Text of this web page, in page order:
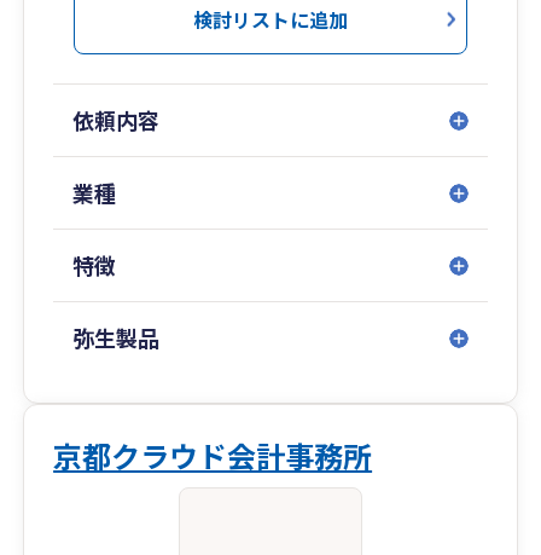
検討リストに追加
依頼内容
業種
特徴
弥生製品
京都クラウド会計事務所